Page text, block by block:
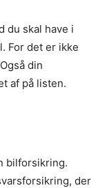
du skal have i
For det er ikke
din
af på listen.
bilforsikring.
der